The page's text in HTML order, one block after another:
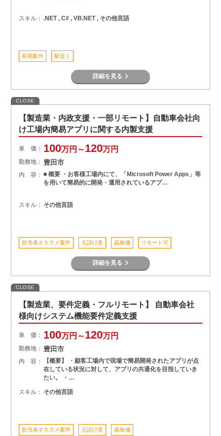
スキル： .NET , C# , VB.NET , その他言語
長期案件 駅近く
詳細を見る
CLOSE
【製造業・内政支援・一部リモート】自動車会社向
け工場内簡易アプリに関する内製支援
単 価： 100万円～120万円
勤務地： 豊田市
内 容： ■ 概要 ・お客様工場内にて、「Microsoft Power Apps」等
を用いて簡易的に開発・運用されているアプ…
スキル： その他言語
担当者オススメ案件 元請け直 高単価 リモート可
詳細を見る
CLOSE
【製造業、要件定義・フルリモート】 自動車会社
様向けシステム機能要件定義支援
単 価： 100万円～120万円
勤務地： 豊田市
内 容：
【概要】 ・顧客工場内で現場で簡易開発されたアプリが点
在している状況に対して、アプリの共通化を目指していき
たい。 ・…
スキル： その他言語
担当者オススメ案件 元請け直 高単価